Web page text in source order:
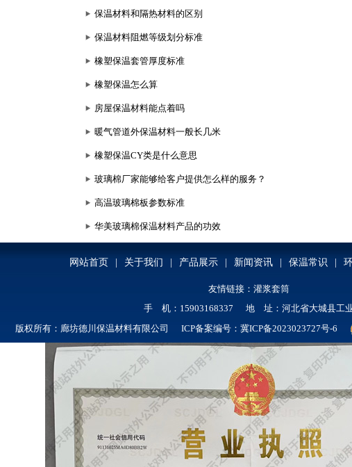
保温材料和隔热材料的区别
保温材料阻燃等级划分标准
橡塑保温套管厚度标准
橡塑保温怎么算
房屋保温材料能点着吗
暖气管道外保温材料一般长几米
橡塑保温CY类是什么意思
玻璃棉厂家能够给客户提供怎么样的服务？
高温玻璃棉板参数标准
华美玻璃棉保温材料产品的功效
网站首页 关于我们 产品展示 新闻资讯 保温常识
友情链接： 灌浆套筒
手 机：15903168337 地 址：河北省大城县工
版权所有：廊坊德川保温材料有限公司 ICP备案编号： 冀ICP备2023023727号-6